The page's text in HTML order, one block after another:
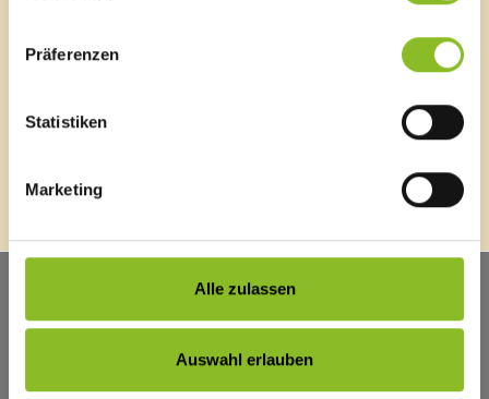
Präferenzen
Statistiken
Marketing
Alle zulassen
Auswahl erlauben
Marktgemeinde Frastanz
Sägenplatz 1